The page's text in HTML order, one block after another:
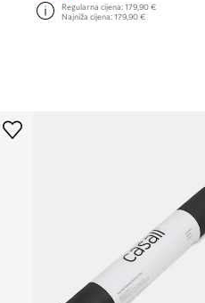
Regularna cijena: 179,90 €
Najniža cijena: 179,90 €